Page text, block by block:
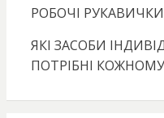
РОБОЧІ
ЯКІ ЗАСОБИ
ПОТРІБНІ КОЖНОМУ